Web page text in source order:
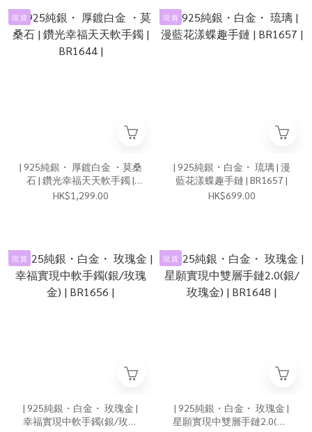
現 貨
| 925純銀・ 厚鍍白金 ・莫桑
石 | 鑽光幸福天天軟手鐲 |
BR1644 |
HK$1,299.00
現 貨
| 925純銀・白金・ 琉璃 | 漫
藍花漾蝶趣手鏈 | BR1657 |
HK$699.00
現 貨
| 925純銀・白金・ 玫瑰金 |
幸福實現中軟手鐲(銀/玫瑰
現 貨
| 925純銀・白金・ 玫瑰金 |
星願實現中雙層手鏈2.0(銀/